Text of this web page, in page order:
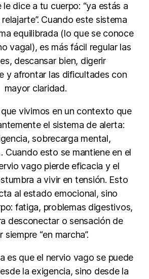
le dice a tu cuerpo: “ya estás a
Cuando este sistema
equilibrada (lo que se conoce
vagal), es más fácil regular las
descansar bien, digerir
y afrontar las dificultades con
mayor claridad.
que vivimos en un contexto que
el sistema de alerta:
sobrecarga mental,
Cuando esto se mantiene en el
vago pierde eficacia y el
a vivir en tensión. Esto
al estado emocional, sino
fatiga, problemas digestivos,
desconectar o sensación de
siempre “en marcha”.
es que el nervio vago se puede
la exigencia, sino desde la